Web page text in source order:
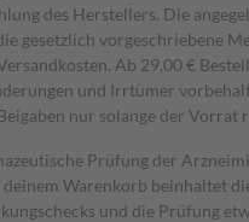
des Herstellers. Die
gesetzlich vorgeschriebene
Ab 29,00 €
und Irrtümer
nur solange der Vorrat
Prüfung der
Warenkorb beinhaltet
und die Prüfung